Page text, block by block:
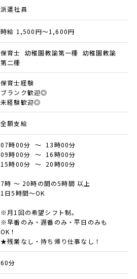
派遣社員
時給 1,500円～1,600円
保育士 幼稚園教諭第一種 幼稚園教諭
第二種
保育士経験
ブランク歓迎◎
未経験歓迎◎
全額支給
07時00分 ～ 13時00分
09時00分 ～ 16時00分
15時00分 ～ 20時00分
7時 ～ 20時の間の5時間 以上
1日5時間〜OK
※月1回の希望シフト制。
※早番のみ・遅番のみ・平日のみも
OK！
★残業なし・持ち帰り仕事なし！
60分